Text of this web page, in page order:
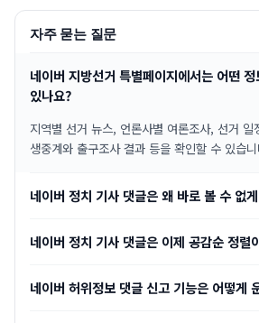
자주 묻는 질문
네이버 지방선거 특별페이지에서는 어떤
있나요?
지역별 선거 뉴스, 언론사별 여론조사, 선거
생중계와 출구조사 결과 등을 확인할 수 있습
네이버 정치 기사 댓글은 왜 바로 볼 수 없
네이버 정치 기사 댓글은 이제 공감순 정렬
네이버 허위정보 댓글 신고 기능은 어떻게